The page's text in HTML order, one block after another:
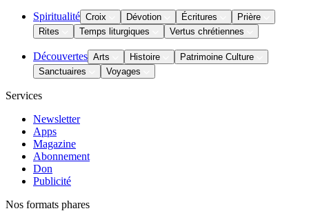
Spiritualité Croix Dévotion Écritures
Prière
Rites
Temps liturgiques Vertus chrétiennes
Découvertes Arts Histoire
Patrimoine Culture
Sanctuaires
Voyages
Services
Newsletter
Apps
Magazine
Abonnement
Don
Publicité
Nos formats phares